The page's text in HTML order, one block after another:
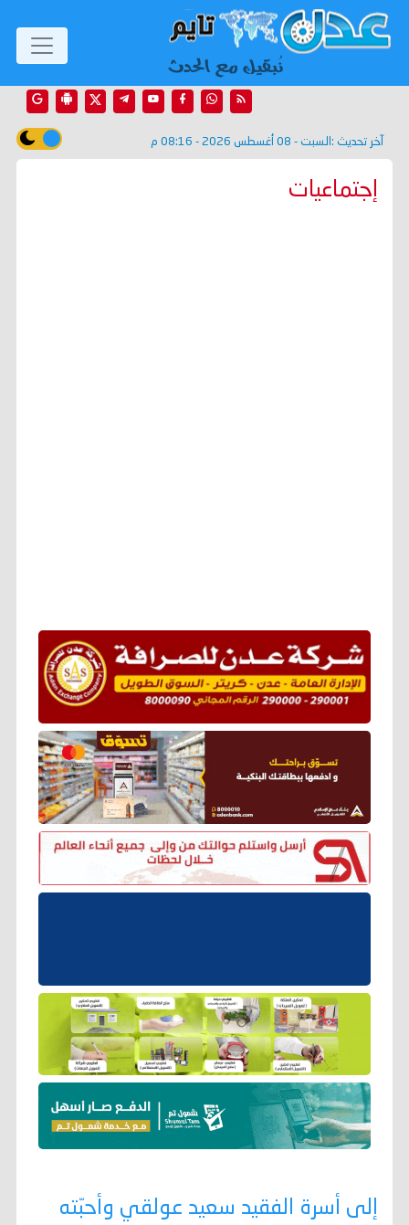
آخر تحديث : السبت - 08 أغسطس 2026 - 08:16 م
إجتماعيات
إلى أسرة الفقيد سعيد عولقي وأحبّته